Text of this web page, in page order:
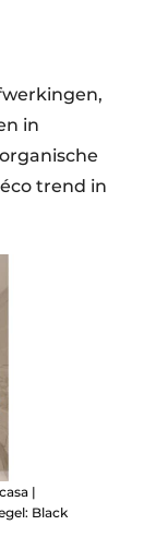
in
trend in
|
Black